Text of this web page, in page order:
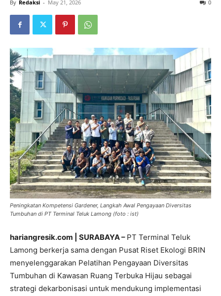
By Redaksi - May 21, 2026 0
Peningkatan Kompetensi Gardener, Langkah Awal Pengayaan Diversitas
Tumbuhan di PT Terminal Teluk Lamong (foto : ist)
hariangresik.com | SURABAYA – PT Terminal Teluk
Lamong berkerja sama dengan Pusat Riset Ekologi BRIN
menyelenggarakan Pelatihan Pengayaan Diversitas
Tumbuhan di Kawasan Ruang Terbuka Hijau sebagai
strategi dekarbonisasi untuk mendukung implementasi